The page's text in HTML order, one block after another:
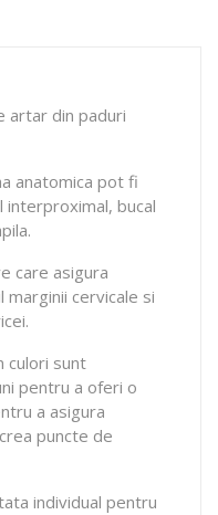
artar din paduri
anatomica pot fi
interproximal, bucal
care asigura
cervicale si
culori sunt
pentru a oferi o
a asigura
puncte de
individual pentru